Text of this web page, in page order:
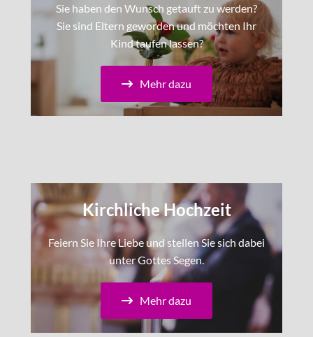
Sie haben den Wunsch getauft zu werden?
Sie sind Eltern geworden und möchten Ihr
Kind taufen lassen?
Mehr dazu
Kirchliche Hochzeit
Feiern Sie Ihre Liebe und stellen Sie sich dabei
unter Gottes Segen.
Mehr dazu